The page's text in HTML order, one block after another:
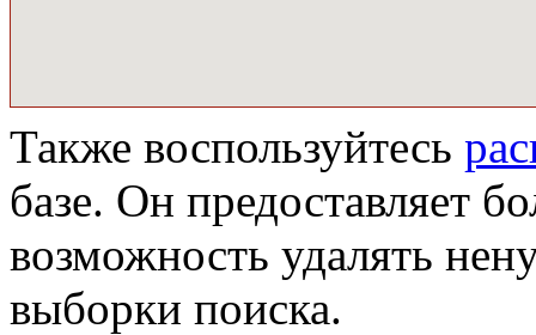
Также воспользуйтесь
базе. Он предоставляет
возможность удалять
выборки поиска.